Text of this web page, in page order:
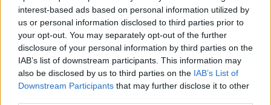
interest-based ads based on personal information utilized by
us or personal information disclosed to third parties prior to
your opt-out. You may separately opt-out of the further
disclosure of your personal information by third parties on the
IAB’s list of downstream participants. This information may
also be disclosed by us to third parties on the IAB’s List of
Downstream Participants that may further disclose it to other